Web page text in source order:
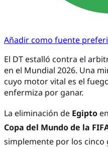
Añadir como fuente
El DT estalló contra el
en el Mundial 2026. Una
cuyo motor vital es el
enfermiza por ganar.
La eliminación de Egipto
Copa del Mundo de la
simplemente por los cinco